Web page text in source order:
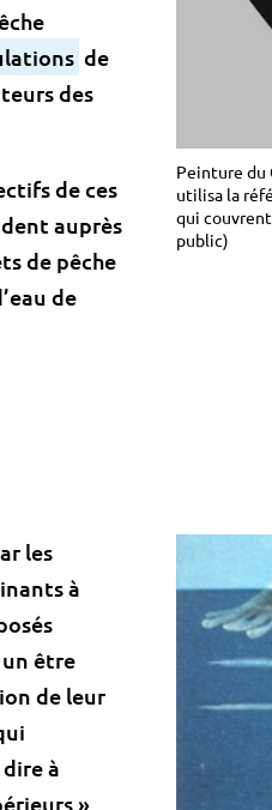
Peinture du
utilisa la
qui
public)
de
des
de ces
auprès
de pêche
de
les
à
un être
de leur
à
».